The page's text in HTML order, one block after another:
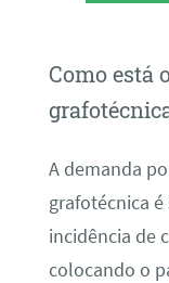
Como está
A demanda
grafotécnica
incidência de
colocando o